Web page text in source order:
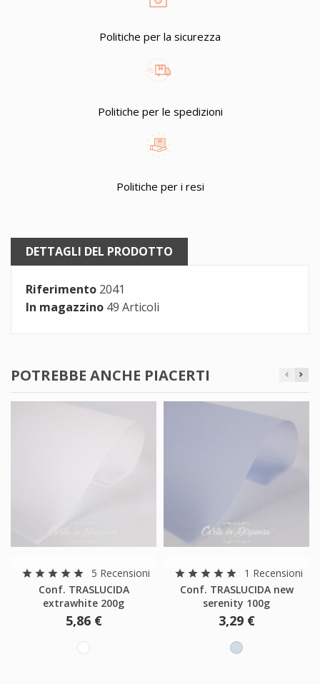
Politiche per la sicurezza
Politiche per le spedizioni
Politiche per i resi
DETTAGLI DEL PRODOTTO
Riferimento 2041
In magazzino 49 Articoli
POTREBBE ANCHE PIACERTI
star star star star star
5 Recensioni
Conf. TRASLUCIDA
extrawhite 200g
5,86 €
star star star star star
1 Recensioni
Conf. TRASLUCIDA new
serenity 100g
3,29 €